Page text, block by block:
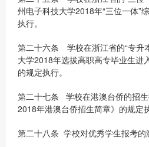
州电子科技大学2018年“三位一体”
执行。
第二十六条 学校在浙江省的“专升
大学2018年选拔高职高专毕业生进
的规定执行。
第二十七条 学校在港澳台侨的招
2018年港澳台侨招生简章》的规定
第二十八条 学校对优秀学生报考的